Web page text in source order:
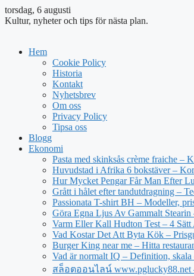
torsdag, 6 augusti
Kultur, nyheter och tips för nästa plan.
Hem
Cookie Policy
Historia
Kontakt
Nyhetsbrev
Om oss
Privacy Policy
Tipsa oss
Blogg
Ekonomi
Pasta med skinksås crème fraiche –
Huvudstad i Afrika 6 bokstäver –
Hur Mycket Pengar Får Man Efter
Grått i hålet efter tandutdragning –
Passionata T-shirt BH – Modeller,
Göra Egna Ljus Av Gammalt
Varm Eller Kall Hudton Test – 4
Vad Kostar Det Att Byta Kök –
Burger King near me – Hitta
Vad är normalt IQ – Definition,
สล็อตออนไลน์ www.pglucky88.net –